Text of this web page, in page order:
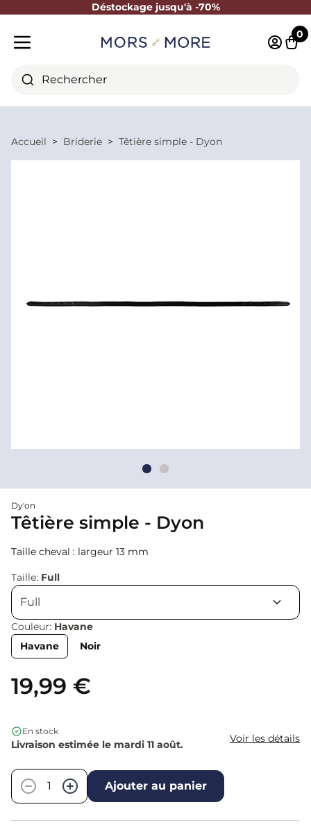
Déstockage jusqu'à -70%
Fermer
Rechercher
0
Accueil Briderie Têtière simple - Dyon
Dy'on
Têtière simple - Dyon
Taille cheval : largeur 13 mm
Taille: Full
Couleur: Havane
Havane
Noir
19,99 €
En stock
Livraison estimée le mardi 11 août. Voir les détails
−
+ Ajouter au panier